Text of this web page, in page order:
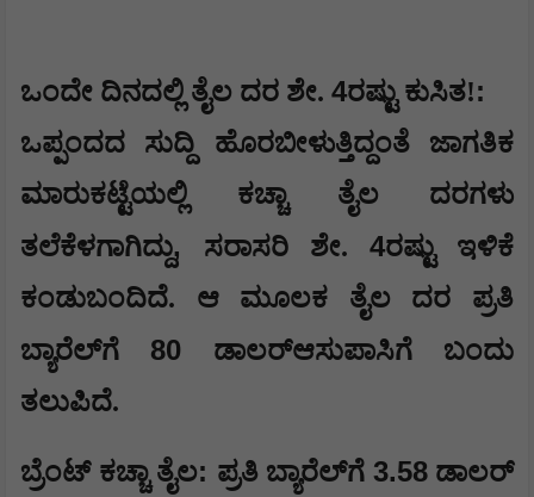
ಒಂದೇ ದಿನದಲ್ಲಿ ತೈಲ ದರ ಶೇ. 4ರಷ್ಟು ಕುಸಿತ!:
ಒಪ್ಪಂದದ ಸುದ್ದಿ ಹೊರಬೀಳುತ್ತಿದ್ದಂತೆ ಜಾಗತಿಕ
ಮಾರುಕಟ್ಟೆಯಲ್ಲಿ ಕಚ್ಚಾ ತೈಲ ದರಗಳು
ತಲೆಕೆಳಗಾಗಿದ್ದು, ಸರಾಸರಿ ಶೇ. 4ರಷ್ಟು ಇಳಿಕೆ
ಕಂಡುಬಂದಿದೆ. ಆ ಮೂಲಕ ತೈಲ ದರ ಪ್ರತಿ
ಬ್ಯಾರೆಲ್‌ಗೆ 80 ಡಾಲರ್‌ಆಸುಪಾಸಿಗೆ ಬಂದು
ತಲುಪಿದೆ.
ಬ್ರೆಂಟ್ ಕಚ್ಚಾ ತೈಲ: ಪ್ರತಿ ಬ್ಯಾರೆಲ್‌ಗೆ 3.58ಡಾಲರ್